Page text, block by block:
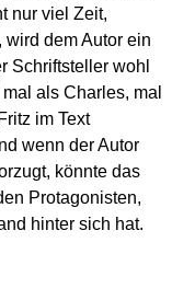
nur viel Zeit,
dem Autor ein
Schriftsteller wohl
als Charles, mal
im Text
wenn der Autor
könnte das
Protagonisten,
hinter sich hat.